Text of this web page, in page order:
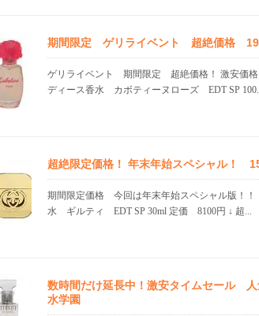
期間限定 ゲリライベント 超絶価格
ゲリライベント 期間限定 超絶価格！ 激安価
ディース香水 カボティーヌローズ EDT SP
超絶限定価格！ 年末年始スペシャル！
期間限定価格 今回は年末年始スペシャル版！
水 ギルティ EDT SP 30ml 定価 8100円 ↓ 超...
数時間だけ延長中！激安タイムセール
水学園